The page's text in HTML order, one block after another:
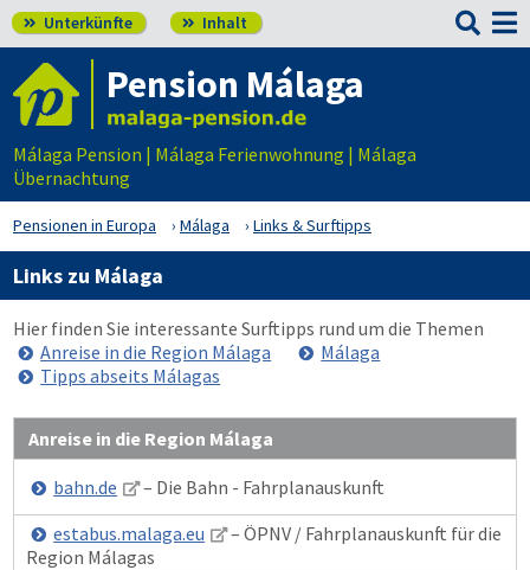
 Unterkünfte  Inhalt 
Pension Málaga
Málaga Pension | Málaga Ferienwohnung | Málaga
Übernachtung
Pensionen in Europa Málaga Links & Surftipps
Links zu Málaga
Hier finden Sie interessante Surftipps rund um die Themen
Anreise in die Region Málaga
Málaga
Tipps abseits Málagas
Anreise in die Region Málaga
bahn.de
– Die Bahn - Fahrplanauskunft
estabus.malaga.eu
– ÖPNV / Fahrplanauskunft für die
Region Málagas